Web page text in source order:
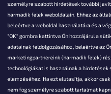
személyre szabott hirdetések további
harmadik felek weboldalain. Ehhez az
beleértve a weboldal használatára és a
"OK" gombra kattintva Ön hozzájárul a
adatainak feldolgozásához, beleértve az
marketingpartnereink (harmadik felek)
technológiákat is használnak a
elemzéséhez. Ha ezt elutasítja, akkor
nem fog személyre szabott tartalmat
Akarsz kérdezni valamit?
info@falanzo.hu